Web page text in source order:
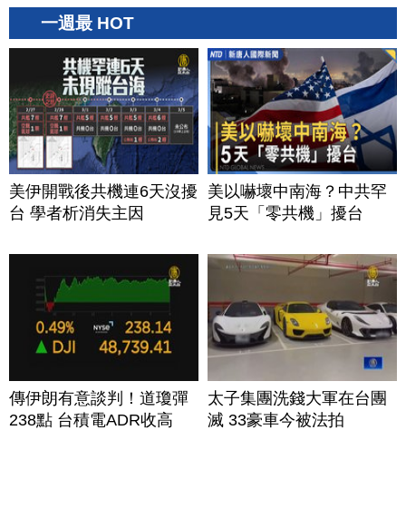
一週最 HOT
美伊開戰後共機連6天沒擾
台 學者析消失主因
美以嚇壞中南海？中共罕
見5天「零共機」擾台
傳伊朗有意談判！道瓊彈
238點 台積電ADR收高
太子集團洗錢大軍在台團
滅 33豪車今被法拍